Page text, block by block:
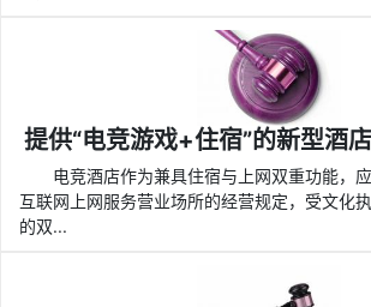
提供“电竞游戏+住宿”的新型酒
电竞酒店作为兼具住宿与上网双重功能，
互联网上网服务营业场所的经营规定，受文化
的双...